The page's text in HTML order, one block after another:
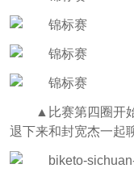
▲ 比赛第四圈开
退下来和封宽杰一起